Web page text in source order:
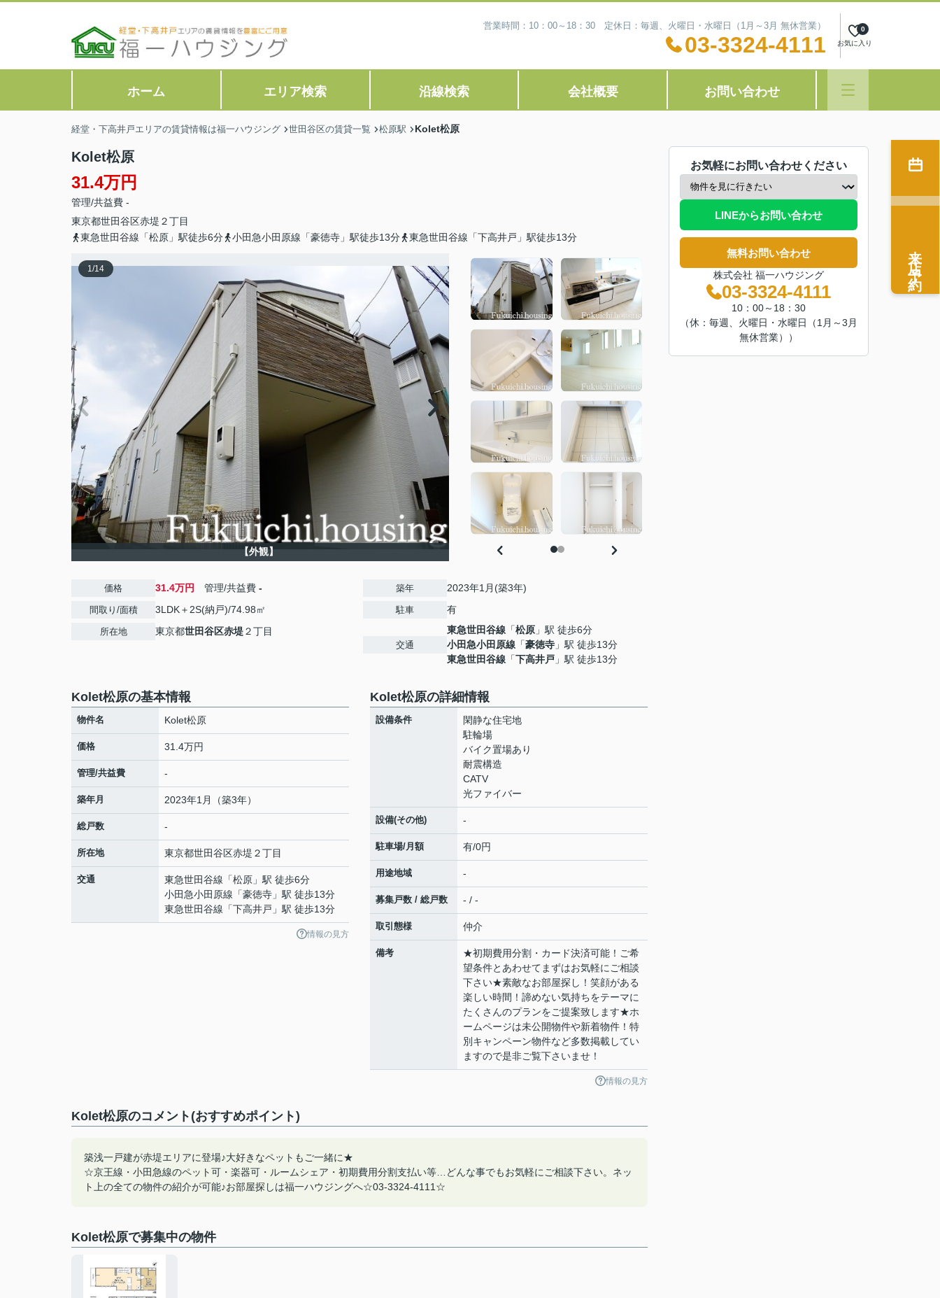
営業時間：10：00～18：30 定休日：毎週、火曜日・水曜日（1月～3月 無休営業）
03-3324-4111 お気に入り
0
ホーム エリア検索 沿線検索 会社概要 お問い合わせ
経堂・下高井戸エリアの賃貸情報は福一ハウジング 世田谷区の賃貸一覧 松原駅 Kolet松原
Kolet松原
31.4万円
管理/共益費 -
東京都世田谷区赤堤 ２丁目
東急世田谷線「松原」駅徒歩6分
小田急小田原線「豪徳寺」駅徒歩13分 東急世田谷線「下高井戸」駅徒歩13分
1/14
【外観】
価格 31.4万円 管理/共益費 -
間取り/面積 3LDK＋2S(納戸)/74.98㎡
所在地 東京都世田谷区赤堤２丁目
築年 2023年1月(築3年)
駐車 有
交通
東急世田谷線 「松原 」駅 徒歩6分
小田急小田原線 「豪徳寺 」駅 徒歩13分
東急世田谷線 「下高井戸 」駅 徒歩13分
Kolet松原の基本情報
物件名 Kolet松原
価格 31.4万円
管理/共益費 -
築年月 2023年1月（築3年）
総戸数 -
所在地 東京都世田谷区赤堤 ２丁目
交通 東急世田谷線 「松原 」駅 徒歩6分
小田急小田原線 「豪徳寺 」駅 徒歩13分
東急世田谷線 「下高井戸 」駅 徒歩13分
情報の見方
Kolet松原の詳細情報
設備条件
閑静な住宅地
駐輪場
バイク置場あり
耐震構造
CATV
光ファイバー
設備(その他) -
駐車場/月額 有/0円
用途地域 -
募集戸数 / 総戸数 - / -
取引態様 仲介
備考
★初期費用分割・カード決済可能！ご希
望条件とあわせてまずはお気軽にご相談
下さい★素敵なお部屋探し！笑顔がある
楽しい時間！諦めない気持ちをテーマに
たくさんのプランをご提案致します★ホ
ームページは未公開物件や新着物件！特
別キャンペーン物件など多数掲載してい
ますので是非ご覧下さいませ！
情報の見方
Kolet松原のコメント(おすすめポイント)
築浅一戸建が赤堤エリアに登場♪大好きなペットもご一緒に★
☆京王線・小田急線のペット可・楽器可・ルームシェア・初期費用分割支払い等…どんな事でもお気軽にご相談下さい。ネッ
ト上の全ての物件の紹介が可能♪お部屋探しは福一ハウジングへ☆03-3324-4111☆
Kolet松原で募集中の物件
お気軽にお問い合わせください
LINEからお問い合わせ
無料お問い合わせ
株式会社 福一ハウジング
03-3324-4111
10：00～18：30
（休：毎週、火曜日・水曜日（1月～3月
無休営業））
来店予約